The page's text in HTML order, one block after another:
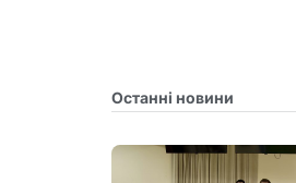
Останні новини